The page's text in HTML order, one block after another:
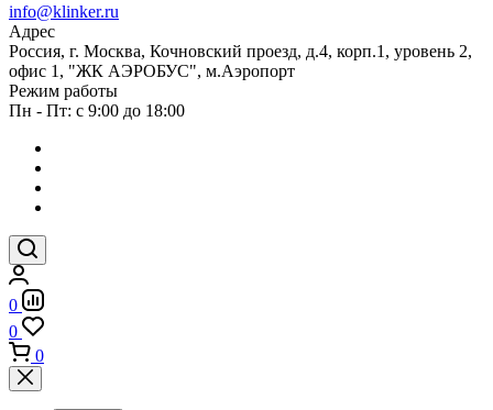
info@klinker.ru
Адрес
Россия, г. Москва, Кочновский проезд, д.4, корп.1, уровень 2,
офис 1, "ЖК АЭРОБУС", м.Аэропорт
Режим работы
Пн - Пт: с 9:00 до 18:00
0
0
0